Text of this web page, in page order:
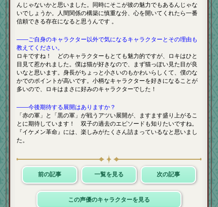
んじゃないかと思いました。同時にそこが彼の魅力でもあるんじゃな
いでしょうか。人間関係の構築に慎重な分、心を開いてくれたら一番
信頼できる存在になると思うんです 。
――ご自身のキャラクター以外で気になるキャラクターとその理由も
教えてください。
ロキですね！ どのキャラクターもとても魅力的ですが、ロキはひと
目見て惹かれました。僕は猫が好きなので、まず猫っぽい見た目が良
いなと思います。身長がちょっと小さいのもかわいらしくて、僕のな
かでのポイントが高いです。小柄なキャラクターを好きになることが
多いので、ロキはまさに好みのキャラクターでした！
――今後期待する展開はありますか？
「赤の軍」と「黒の軍」が戦うアツい展開が、ますます盛り上がるこ
とに期待しています！ 双子の過去のエピソードも知りたいですね。
『イケメン革命』には、楽しみがたくさん詰まっているなと思いまし
た。
前の記事 一覧を見る 次の記事
この声優のキャラクターを見る